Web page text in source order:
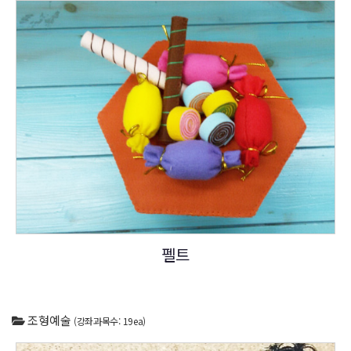
펠트
조형예술 (강좌과목수: 19ea)